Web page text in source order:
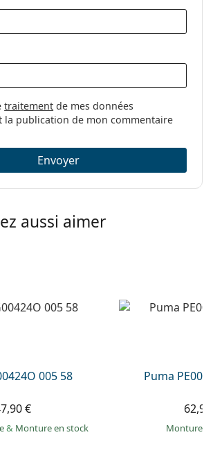
0OX5113 511301 56
traitement de mes données
la publication de mon commentaire
Envoyer
aussi aimer
005 58
€
& Monture en stock
Puma
Monture